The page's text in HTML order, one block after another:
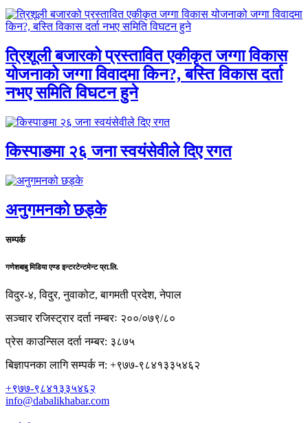
त्रिशूली बजारको प्रस्तावित एकीकृत जग्गा विकास
योजनाको जग्गा विवादमा किन?, बस्ति विकास दर्ता
नभए समिति विघटन हुने
किस्पाङमा २६ जना स्वयंसेवीले दिए रगत
अनुगमनको छड्के
सम्पर्क
गणेशबाबु मिडिया एण्ड इन्टरटेन्टमेन्ट प्रा.लि.
विदुर-४, विदुर, नुवाकोट, बागमती प्रदेश, नेपाल
सञ्चार रजिस्ट्रार दर्ता नम्बरः २००/०७९/८०
प्रेस काउन्सिल दर्ता नम्बर: ३८७५
बिज्ञापनका लागि सम्पर्क न: +९७७-९८४१३३५४६२
+९७७-९८४१३३५४६२
info@dabalikhabar.com